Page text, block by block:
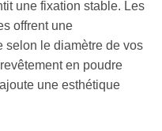
une fixation stable. Les
offrent une
selon le diamètre de vos
en poudre
une esthétique